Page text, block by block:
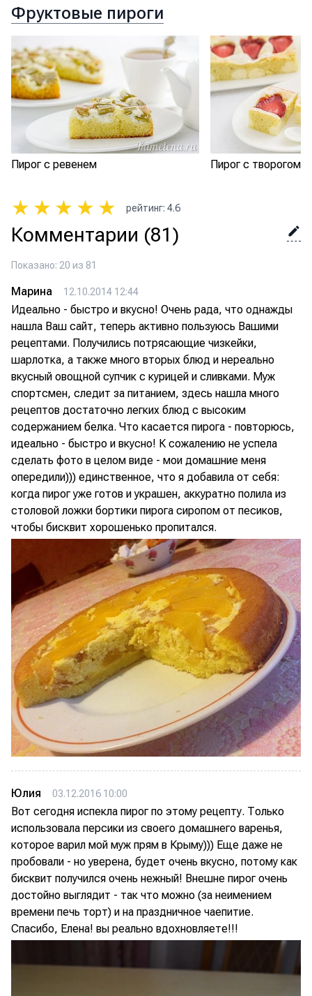
Фруктовые пироги
Пирог с ревенем Пирог с творогом и
★ ★ ★ ★ ★ рейтинг: 4.6
Комментарии (81)
Показано: 20 из 81
Марина 12.10.2014 12:44
Идеально - быстро и вкусно! Очень рада, что однажды
нашла Ваш сайт, теперь активно пользуюсь Вашими
рецептами. Получились потрясающие чизкейки,
шарлотка, а также много вторых блюд и нереально
вкусный овощной супчик с курицей и сливками. Муж
спортсмен, следит за питанием, здесь нашла много
рецептов достаточно легких блюд с высоким
содержанием белка. Что касается пирога - повторюсь,
идеально - быстро и вкусно! К сожалению не успела
сделать фото в целом виде - мои домашние меня
опередили))) единственное, что я добавила от себя:
когда пирог уже готов и украшен, аккуратно полила из
столовой ложки бортики пирога сиропом от песиков,
чтобы бисквит хорошенько пропитался.
Юлия 03.12.2016 10:00
Вот сегодня испекла пирог по этому рецепту. Только
использовала персики из своего домашнего варенья,
которое варил мой муж прям в Крыму))) Еще даже не
пробовали - но уверена, будет очень вкусно, потому как
бисквит получился очень нежный! Внешне пирог очень
достойно выглядит - так что можно (за неимением
времени печь торт) и на праздничное чаепитие.
Спасибо, Елена! вы реально вдохновляете!!!